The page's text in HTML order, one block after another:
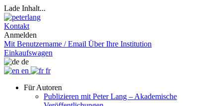
Lade Inhalt...
Kontakt
Anmelden
Mit Benutzername / Email Über Ihre Institution
Einkaufswagen
de
en
fr
Für Autoren
Publizieren mit Peter Lang – Akademische